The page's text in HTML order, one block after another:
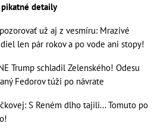
detaily
už aj z vesmíru: Mrazivé
len pár rokov a po vode ani stopy!
Trump schladil Zelenského! Odesu
Fedorov túži po návrate
S Reném dlho tajili... Tomuto po